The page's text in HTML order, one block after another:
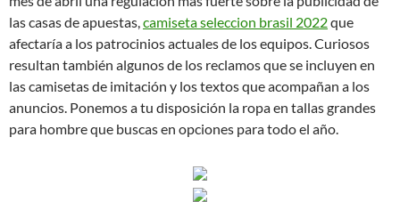
las casas de apuestas,camiseta seleccion brasil 2022que
afectaría a los patrocinios actuales de los equipos. Curiosos
resultan también algunos de los reclamos que se incluyen en
las camisetas de imitación y los textos que acompañan a los
anuncios. Ponemos a tu disposición la ropa en tallas grandes
para hombre que buscas en opciones para todo el año.